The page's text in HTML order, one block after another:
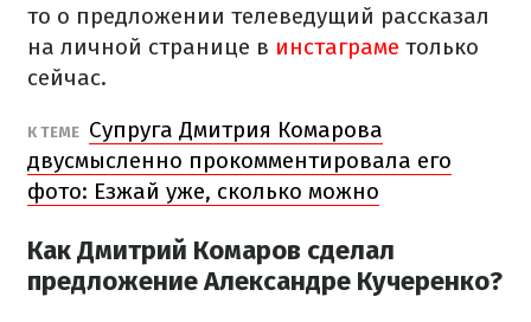
то о предложении телеведущий рассказал
на личной странице в инстаграме только
сейчас.
К ТЕМЕ Супруга Дмитрия Комарова
двусмысленно прокомментировала его
фото: Езжай уже, сколько можно
Как Дмитрий Комаров сделал
предложение Александре Кучеренко?